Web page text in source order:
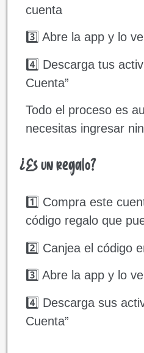
cuenta
3️⃣ Abre la app y lo
4️⃣ Descarga tus
Cuenta”
Todo el proceso es
necesitas ingresar
¿Es un regalo?
1️⃣ Compra este
código regalo que
2️⃣ Canjea el código
3️⃣ Abre la app y lo
4️⃣ Descarga sus
Cuenta”